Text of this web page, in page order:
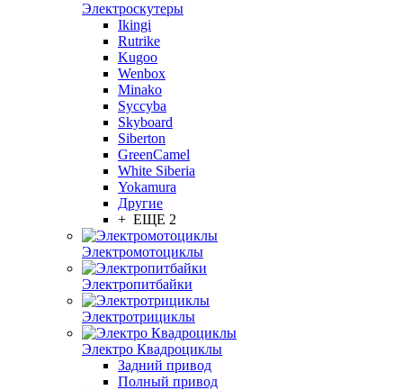
Электроскутеры
Ikingi
Rutrike
Kugoo
Wenbox
Minako
Syccyba
Skyboard
Siberton
GreenCamel
White Siberia
Yokamura
Другие
+ ЕЩЕ 2
Электромотоциклы
Электропитбайки
Электротрициклы
Электро Квадроциклы
Задний привод
Полный привод